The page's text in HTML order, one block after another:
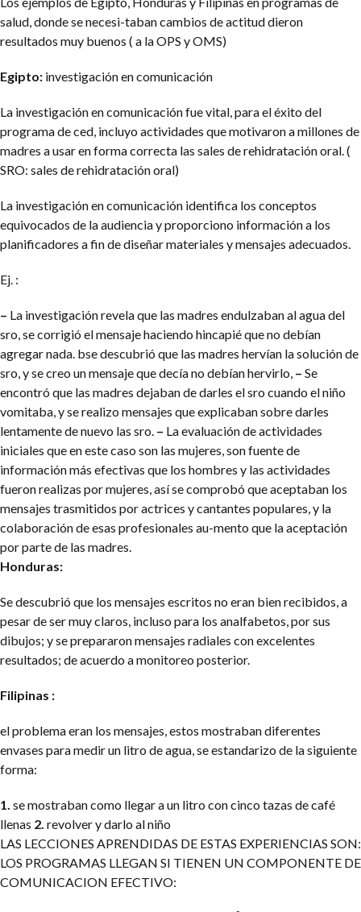
salud, donde se necesi-taban cambios de actitud dieron
resultados muy buenos ( a la OPS y OMS)
Egipto: investigación en comunicación
La investigación en comunicación fue vital, para el éxito del
programa de ced, incluyo actividades que motivaron a millones de
madres a usar en forma correcta las sales de rehidratación oral. (
SRO: sales de rehidratación oral)
La investigación en comunicación identifica los conceptos
equivocados de la audiencia y proporciono información a los
planificadores a fin de diseñar materiales y mensajes adecuados.
Ej. :
– La investigación revela que las madres endulzaban al agua del
sro, se corrigió el mensaje haciendo hincapié que no debían
agregar nada. bse descubrió que las madres hervían la solución de
sro, y se creo un mensaje que decía no debían hervirlo, – Se
encontró que las madres dejaban de darles el sro cuando el niño
vomitaba, y se realizo mensajes que explicaban sobre darles
lentamente de nuevo las sro. – La evaluación de actividades
iniciales que en este caso son las mujeres, son fuente de
información más efectivas que los hombres y las actividades
fueron realizas por mujeres, así se comprobó que aceptaban los
mensajes trasmitidos por actrices y cantantes populares, y la
colaboración de esas profesionales au-mento que la aceptación
por parte de las madres.
Honduras:
Se descubrió que los mensajes escritos no eran bien recibidos, a
pesar de ser muy claros, incluso para los analfabetos, por sus
dibujos; y se prepararon mensajes radiales con excelentes
resultados; de acuerdo a monitoreo posterior.
Filipinas :
el problema eran los mensajes, estos mostraban diferentes
envases para medir un litro de agua, se estandarizo de la siguiente
forma:
1. se mostraban como llegar a un litro con cinco tazas de café
llenas 2. revolver y darlo al niño
LAS LECCIONES APRENDIDAS DE ESTAS EXPERIENCIAS SON:
LOS PROGRAMAS LLEGAN SI TIENEN UN COMPONENTE DE
COMUNICACION EFECTIVO: